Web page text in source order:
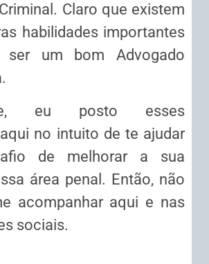
Claro que existem
habilidades importantes
ser um bom Advogado
eu posto esses
no intuito de te ajudar
de melhorar a sua
área penal. Então, não
acompanhar aqui e nas
sociais.